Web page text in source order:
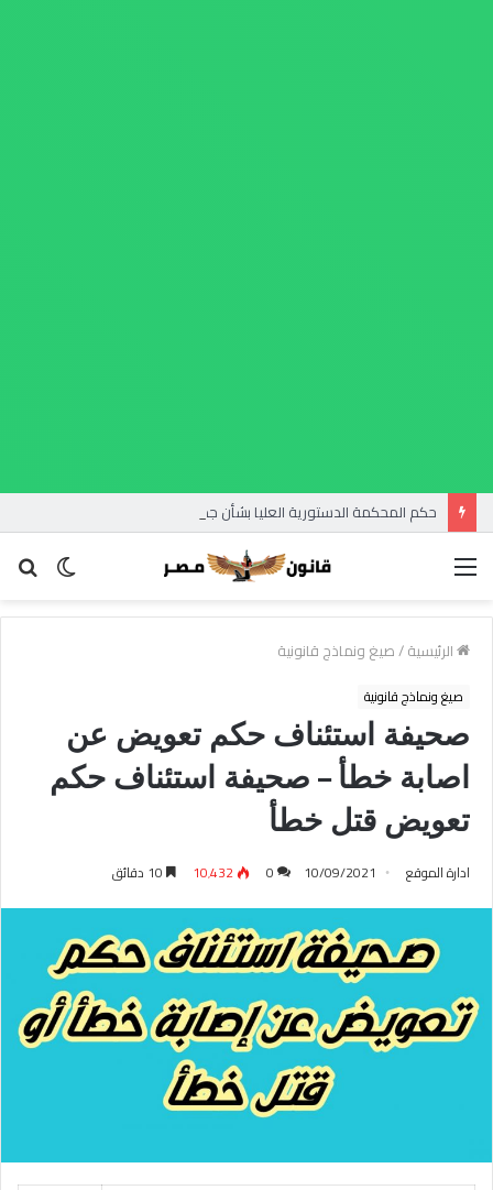
الوضع
القائمة
الرئيسية/صيغ ونماذج قانونية
صيغ ونماذج قانونية
صحيفة استئناف حكم تعويض عن
اصابة خطأ – صحيفة استئناف حكم
تعويض قتل خطأ
ادارة الموقع 10/09/2021
0 10٬432